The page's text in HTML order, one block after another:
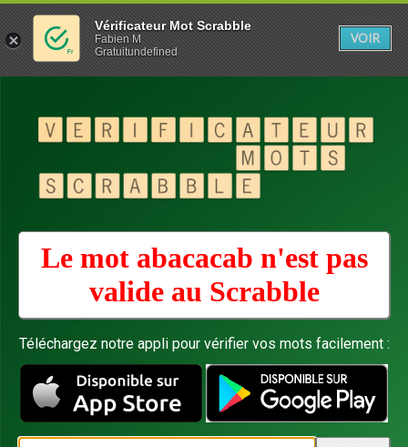
Le mot abacacab n'est pas
valide au Scrabble
Téléchargez notre appli pour vérifier vos mots facilement :
Vérificateur Mot Scrabble
Fabien M
Gratuitundefined
VOIR